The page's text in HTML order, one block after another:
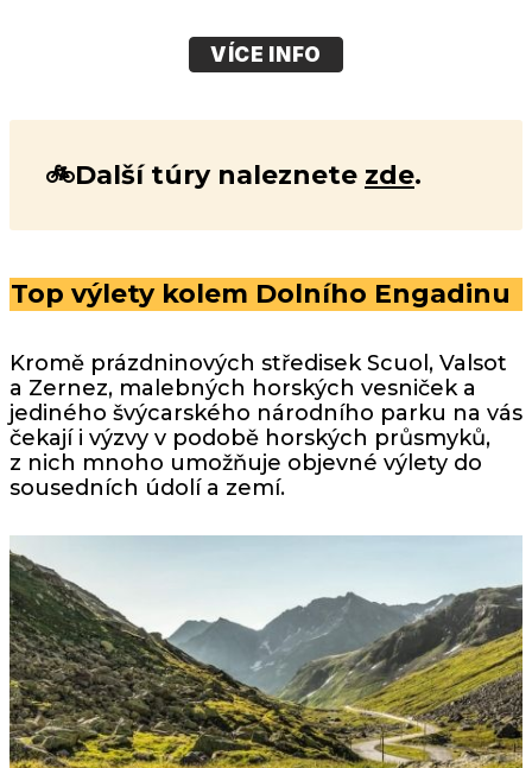
VÍCE INFO
🚲Další túry naleznete zde.
Top výlety kolem Dolního Engadinu
Kromě prázdninových středisek Scuol, Valsot
a Zernez, malebných horských vesniček a
jediného švýcarského národního parku na vás
čekají i výzvy v podobě horských průsmyků,
z nich mnoho umožňuje objevné výlety do
sousedních údolí a zemí.